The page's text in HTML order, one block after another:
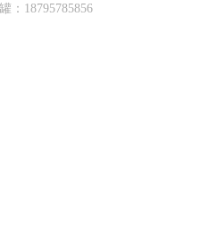
：18795785856